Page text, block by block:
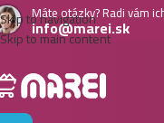
Skip to navigation
Skip to main content
Máte otázky? Radi vám
info@marei.sk